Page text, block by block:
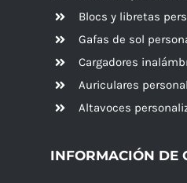
Blocs y libretas
Gafas de sol
Cargadores
Auriculares
Altavoces
INFORMACIÓN DE